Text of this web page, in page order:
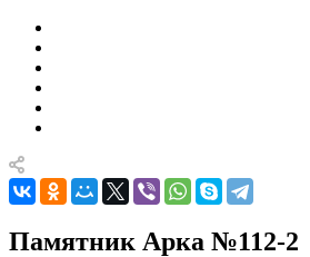
Памятник Арка №112-2